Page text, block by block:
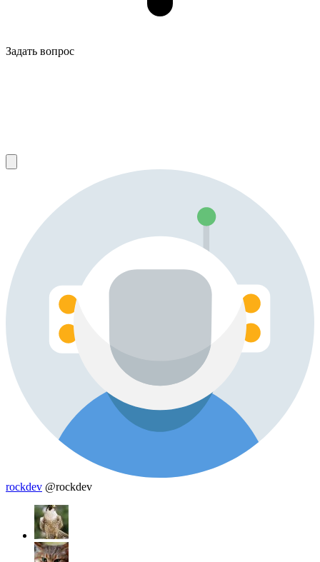
Задать вопрос
rockdev @rockdev